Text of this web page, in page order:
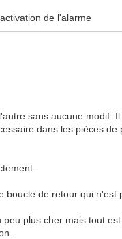
de l'alarme
sans aucune modif.
dans les pièces de
de retour qui n'est
plus cher mais tout